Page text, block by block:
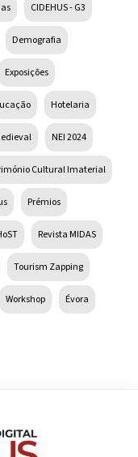
CIDEHUS - G3
Demografia
Exposições
Hotelaria
NEI 2024
Cultural Imaterial
Prémios
Revista MIDAS
Tourism Zapping
Workshop Évora